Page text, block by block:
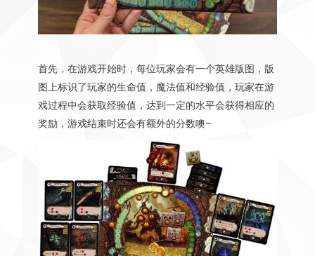
首先，在游戏开始时，每位玩家会有一个英雄版图，版
图上标识了玩家的生命值，魔法值和经验值，玩家在游
戏过程中会获取经验值，达到一定的水平会获得相应的
奖励，游戏结束时还会有额外的分数噢~